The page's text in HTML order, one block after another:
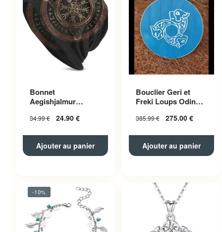
Bonnet
Aegishjalmur
34.99€ 24.90 €
Ajouter au panier
Bouclier Geri et
Freki Loups Odin
385.99€ 275.00 €
Ajouter au panier
-10%